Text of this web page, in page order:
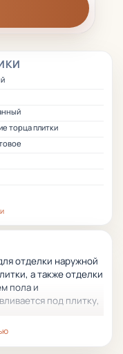
торца плитки
отделки наружной
а также отделки
пола и
под плитку,